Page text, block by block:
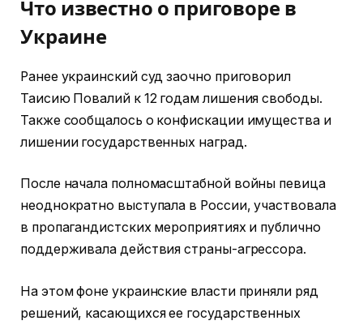
Что известно о приговоре в
Украине
Ранее украинский суд заочно приговорил
Таисию Повалий к 12 годам лишения свободы.
Также сообщалось о конфискации имущества и
лишении государственных наград.
После начала полномасштабной войны певица
неоднократно выступала в России, участвовала
в пропагандистских мероприятиях и публично
поддерживала действия страны-агрессора.
На этом фоне украинские власти приняли ряд
решений, касающихся ее государственных